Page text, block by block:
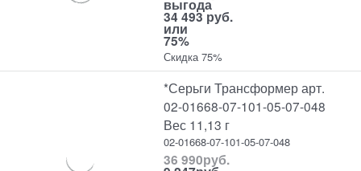
выгода
34 493 руб.
или
75%
Скидка 75%
*Серьги Трансформер арт.
02-01668-07-101-05-07-048
Вес 11,13 г
02-01668-07-101-05-07-048
36 990руб.